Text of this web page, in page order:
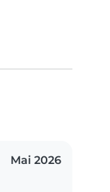
Mai 2026